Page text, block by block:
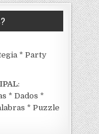
*Party
:
*Dados *
*Puzzle